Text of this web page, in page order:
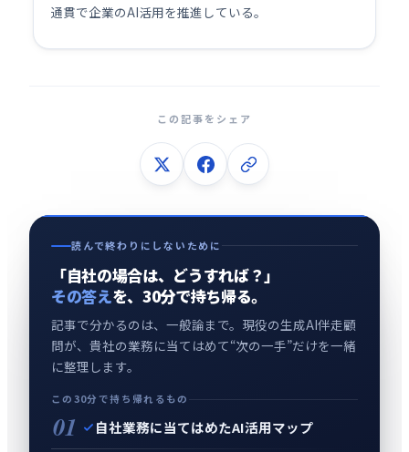
通貫で企業のAI活用を推進している。
この記事をシェア
読んで終わりにしないために
「自社の場合は、どうすれば？」
その答えを、30分で持ち帰る。
記事で分かるのは、一般論まで。現役の生成AI伴走顧
問が、貴社の業務に当てはめて“次の一手”だけを一緒
に整理します。
この30分で持ち帰れるもの
01 自社業務に当てはめたAI活用マップ